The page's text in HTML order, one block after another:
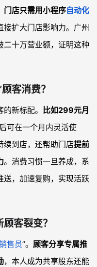
门店只需用小程序自动化
接扩大门店影响力。广州
二十万营业额，证明这种
客消费？
新标配。 比如299元月
可在一个月内灵活使
续到店，还帮助门店提前
。消费习惯一旦养成，系
送，加速复购，实现活跃
客裂变？
售员”。 顾客分享专属推
，本人成为共享股东还能